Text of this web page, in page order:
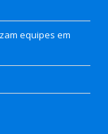
equipes em